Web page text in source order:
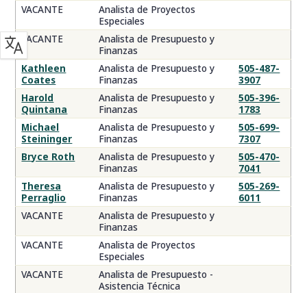
de
y
Finanzas
VACANTE
Analista de Proyectos
Especiales
VACANTE
Analista de Presupuesto y
Finanzas
Kathleen
Coates
Analista de Presupuesto y
Finanzas
505-487-
3907
Harold
Quintana
Analista de Presupuesto y
Finanzas
505-396-
1783
Michael
Steininger
Analista de Presupuesto y
Finanzas
505-699-
7307
Bryce Roth
Analista de Presupuesto y
Finanzas
505-470-
7041
Theresa
Perraglio
Analista de Presupuesto y
Finanzas
505-269-
6011
VACANTE
Analista de Presupuesto y
Finanzas
VACANTE
Analista de Proyectos
Especiales
VACANTE
Analista de Presupuesto -
Asistencia Técnica